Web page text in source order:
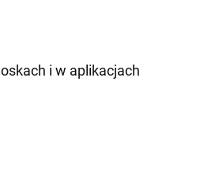
i w aplikacjach